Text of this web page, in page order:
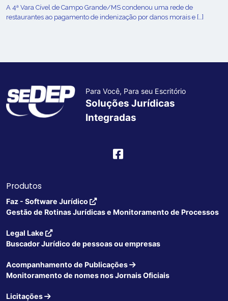
A 4ª Vara Cível de Campo Grande/MS condenou uma rede de
restaurantes ao pagamento de indenização por danos morais e […]
Para Você, Para seu Escritório
Soluções Jurídicas
Integradas
Produtos
Faz - Software Jurídico
Gestão de Rotinas Jurídicas e Monitoramento de Processos
Legal Lake
Buscador Jurídico de pessoas ou empresas
Acompanhamento de Publicações
Monitoramento de nomes nos Jornais Oficiais
Licitações